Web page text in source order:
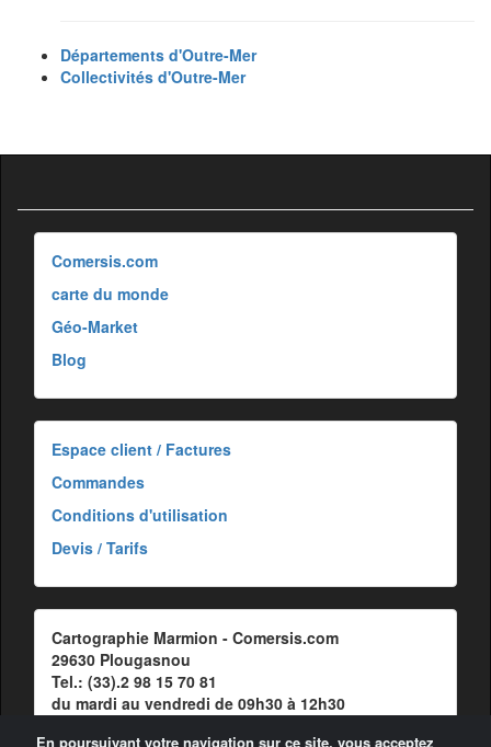
Départements d'Outre-Mer
Collectivités d'Outre-Mer
En poursuivant votre navigation sur ce site, vous acceptez
Comersis.com
carte du monde
Géo-Market
Blog
Espace client / Factures
Commandes
Conditions d'utilisation
Devis / Tarifs
Cartographie Marmion - Comersis.com
29630 Plougasnou
Tel.: (33).2 98 15 70 81
du mardi au vendredi de 09h30 à 12h30